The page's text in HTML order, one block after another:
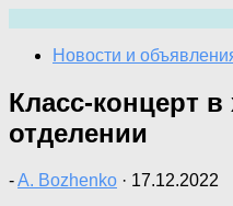
содержимому
Новости и
Класс-концерт
отделении
-A. Bozhenko · 17.12.2022